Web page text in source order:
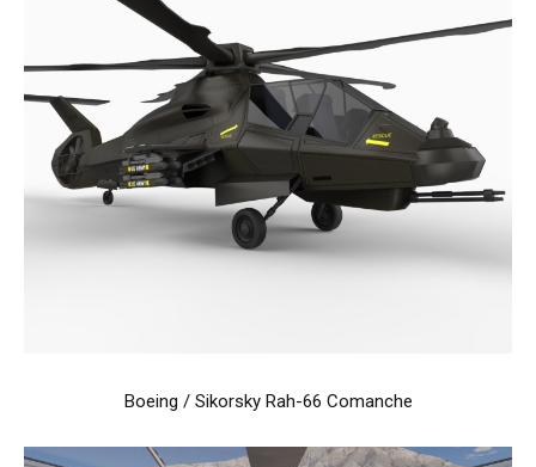
Boeing / Sikorsky Rah-66 Comanche